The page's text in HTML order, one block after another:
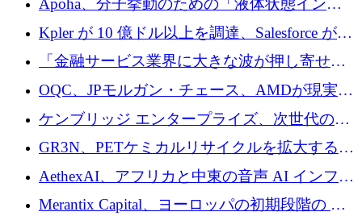
の資本シフトを呼びかけ
Apoha、分子挙動のための「液体状態インテ
リジェンス」を構築するために3,600万ドルを
かけてステルス状態から出現
Kpler が 10 億ドル以上を調達、Salesforce が
Contentful を買収、Built in Europe キャンペー
ンを開始
「金融サービス業界に大きな波が押し寄せて
いる」と「欧州初のAIネイティブ銀行」のボ
スが語る
OQC、JPモルガン・チェース、AMDが現実世
界のフィンテック・アプリケーションを探索
するためにQuantum-AIデータセンターを立ち
上げ
ケンブリッジ エンタープライズ、次世代のデ
ィープテック創設者向けにロンドンの出発点
を構築
GR3N、PETケミカルリサイクルを拡大するた
めにシリーズBで1,550万ユーロを調達
AethexAI、アフリカと中東の音声 AI インフラ
ストラクチャを構築するために 300 万ドルを
Merantix Capital、ヨーロッパの初期段階の AI